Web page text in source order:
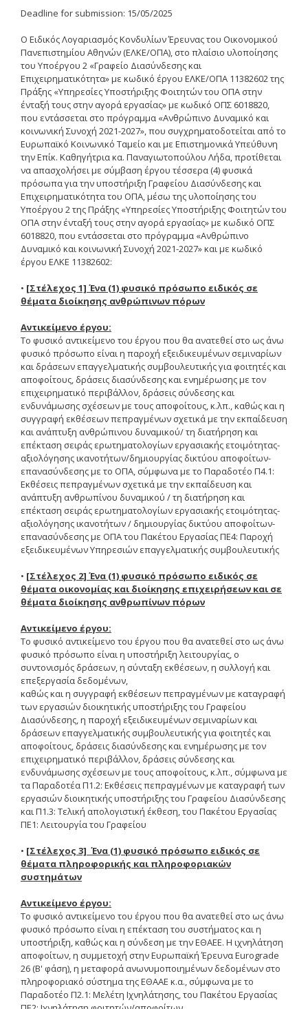
Logos - Funding
Frameworks
Δημοσιότητα Έργων
Ε.Σ.Π.Α. (2007-2013)
Δημοσιότητα Έργων
Ε.Σ.Π.Α. (2014-2020)
ΕΠ Ανάπτυξη Ανθρώπινου
Δυναμικού, Εκπαίδευση και
Διά Βίου Μάθηση
ΕΠ Ανταγωνιστικότητα,
Επιχειρηματικότητα και
Δημοσιότητα ΕΛ.ΙΔ.Ε.Κ.
ΕΛ.ΙΔ.Ε.Κ. Μεταδιδάκτορες
Guidelines
Guidelines
Οδηγίες για προμήθεια
ειδών/παροχή υπηρεσιών
με βάση τον Ν.4957/2022
Οδηγίες με βάση τον
Ν.4957/2022
Guidelines Archive
News
Nominations
Call for Nominations
Nominations Results
Call for Tenders
Tenders Results
Invitation to Tender (2021 -
2022)
Acad. Experience
Contact
Ωράριο Λειτουργίας
e-ΕΛΚΕ
Ηλεκτρονική
Παρακολούθηση Έργων
Deadline for submission: 15/05/2025
Ο Ειδικός Λογαριασμός Κονδυλίων Έρευνας του Οικονομικού
Πανεπιστημίου Αθηνών (ΕΛΚΕ/ΟΠΑ), στο πλαίσιο υλοποίησης
του Υποέργου 2 «Γραφείο Διασύνδεσης και
Επιχειρηματικότητα» με κωδικό έργου ΕΛΚΕ/ΟΠΑ 11382602 της
Πράξης «Υπηρεσίες Υποστήριξης Φοιτητών του ΟΠΑ στην
ένταξή τους στην αγορά εργασίας» με κωδικό ΟΠΣ 6018820,
που εντάσσεται στο πρόγραμμα «Ανθρώπινο Δυναμικό και
κοινωνική Συνοχή 2021-2027», που συγχρηματοδοτείται από το
Ευρωπαϊκό Κοινωνικό Ταμείο και με Επιστημονικά Υπεύθυνη
την Επίκ. Καθηγήτρια κα. Παναγιωτοπούλου Λήδα, προτίθεται
να απασχολήσει με σύμβαση έργου τέσσερα (4) φυσικά
πρόσωπα για την υποστήριξη Γραφείου Διασύνδεσης και
Επιχειρηματικότητα του ΟΠΑ, μέσω της υλοποίησης του
Υποέργου 2 της Πράξης «Υπηρεσίες Υποστήριξης Φοιτητών του
ΟΠΑ στην ένταξή τους στην αγορά εργασίας» με κωδικό ΟΠΣ
6018820, που εντάσσεται στο πρόγραμμα «Ανθρώπινο
Δυναμικό και κοινωνική Συνοχή 2021-2027» και με κωδικό
έργου ΕΛΚΕ 11382602:
• [Στέλεχος 1] Ένα (1) φυσικό πρόσωπο ειδικός σε
θέματα διοίκησης ανθρώπινων πόρων
Αντικείμενο έργου:
Το φυσικό αντικείμενο του έργου που θα ανατεθεί στο ως άνω
φυσικό πρόσωπο είναι η παροχή εξειδικευμένων σεμιναρίων
και δράσεων επαγγελματικής συμβουλευτικής για φοιτητές και
αποφοίτους, δράσεις διασύνδεσης και ενημέρωσης με τον
επιχειρηματικό περιβάλλον, δράσεις σύνδεσης και
ενδυνάμωσης σχέσεων με τους αποφοίτους, κ.λπ., καθώς και η
συγγραφή εκθέσεων πεπραγμένων σχετικά με την εκπαίδευση
και ανάπτυξη ανθρώπινου δυναμικού/ τη διατήρηση και
επέκταση σειράς ερωτηματολογίων εργασιακής ετοιμότητας-
αξιολόγησης ικανοτήτων/δημιουργίας δικτύου αποφοίτων-
επανασύνδεσης με το ΟΠΑ, σύμφωνα με το Παραδοτέο Π4.1:
Εκθέσεις πεπραγμένων σχετικά με την εκπαίδευση και
ανάπτυξη ανθρωπίνου δυναμικού / τη διατήρηση και
επέκταση σειράς ερωτηματολογίων εργασιακής ετοιμότητας-
αξιολόγησης ικανοτήτων / δημιουργίας δικτύου αποφοίτων-
επανασύνδεσης με ΟΠΑ του Πακέτου Εργασίας ΠΕ4: Παροχή
εξειδικευμένων Υπηρεσιών επαγγελματικής συμβουλευτικής
• [Στέλεχος 2] Ένα (1) φυσικό πρόσωπο ειδικός σε
θέματα οικονομίας και διοίκησης επιχειρήσεων και σε
θέματα διοίκησης ανθρωπίνων πόρων
Αντικείμενο έργου:
Το φυσικό αντικείμενο του έργου που θα ανατεθεί στο ως άνω
φυσικό πρόσωπο είναι η υποστήριξη λειτουργίας, ο
συντονισμός δράσεων, η σύνταξη εκθέσεων, η συλλογή και
επεξεργασία δεδομένων,
καθώς και η συγγραφή εκθέσεων πεπραγμένων με καταγραφή
των εργασιών διοικητικής υποστήριξης του Γραφείου
Διασύνδεσης, η παροχή εξειδικευμένων σεμιναρίων και
δράσεων επαγγελματικής συμβουλευτικής για φοιτητές και
αποφοίτους, δράσεις διασύνδεσης και ενημέρωσης με τον
επιχειρηματικό περιβάλλον, δράσεις σύνδεσης και
ενδυνάμωσης σχέσεων με τους αποφοίτους, κ.λπ., σύμφωνα με
τα Παραδοτέα Π1.2: Εκθέσεις πεπραγμένων με καταγραφή των
εργασιών διοικητικής υποστήριξης του Γραφείου Διασύνδεσης
και Π1.3: Τελική απολογιστική έκθεση, του Πακέτου Εργασίας
ΠΕ1: Λειτουργία του Γραφείου
• [Στέλεχος 3] Ένα (1) φυσικό πρόσωπο ειδικός σε
θέματα πληροφορικής και πληροφοριακών
συστημάτων
Αντικείμενο έργου:
Το φυσικό αντικείμενο του έργου που θα ανατεθεί στο ως άνω
φυσικό πρόσωπο είναι η επέκταση του συστήματος και η
υποστήριξη, καθώς και η σύνδεση με την ΕΘΑΕΕ. Η ιχνηλάτηση
αποφοίτων, η συμμετοχή στην Ευρωπαϊκή Έρευνα Eurograde
26 (Β' φάση), η μεταφορά ανωνυμοποιημένων δεδομένων στο
πληροφοριακό σύστημα της ΕΘΑΑΕ κ.α., σύμφωνα με το
Παραδοτέο Π2.1: Μελέτη Ιχνηλάτησης, του Πακέτου Εργασίας